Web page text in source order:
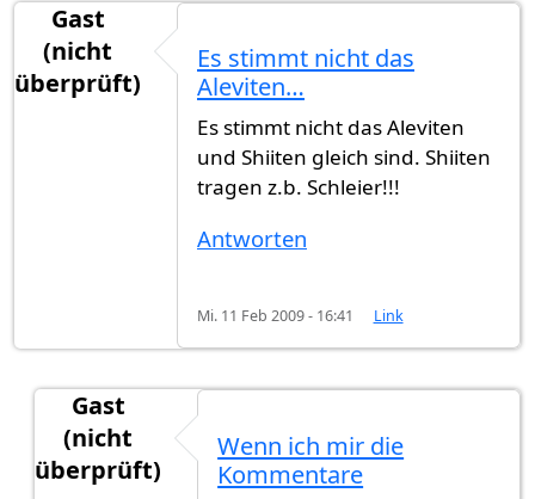
Gast
(nicht
überprüft)
Es stimmt nicht das
Aleviten…
Es stimmt nicht das Aleviten
und Shiiten gleich sind. Shiiten
tragen z.b. Schleier!!!
Antworten
Mi. 11 Feb 2009 - 16:41 Link
Gast
(nicht
überprüft)
Wenn ich mir die
Kommentare